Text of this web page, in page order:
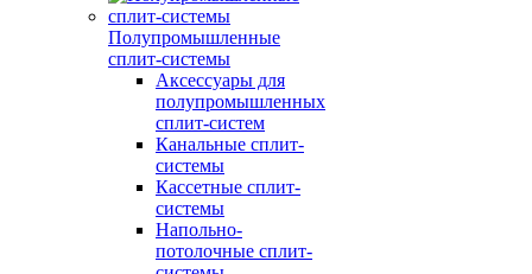
Полупромышленные
сплит-системы
Аксессуары для
полупромышленных
сплит-систем
Канальные сплит-
системы
Кассетные сплит-
системы
Напольно-
потолочные сплит-